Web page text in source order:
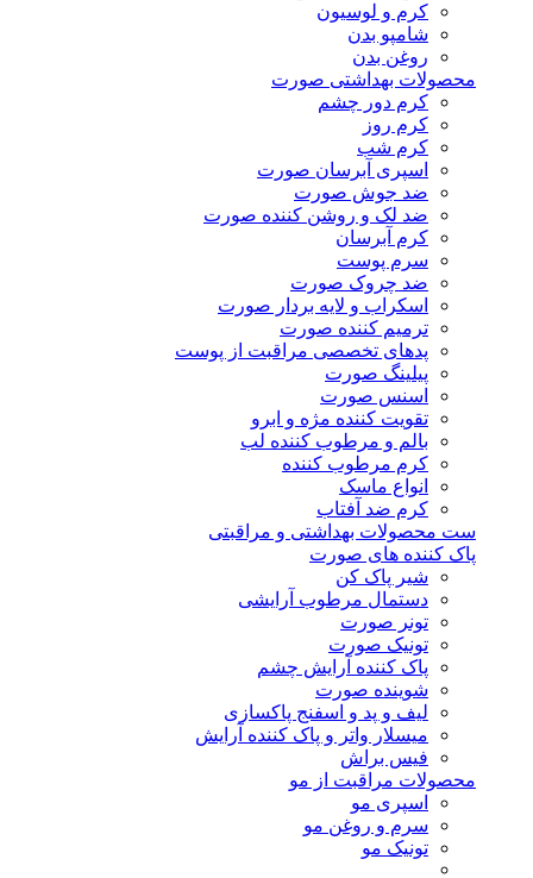
کرم و لوسیون
شامپو بدن
روغن بدن
محصولات بهداشتی صورت
کرم دور چشم
کرم روز
کرم شب
اسپری آبرسان صورت
ضد جوش صورت
ضد لک و روشن کننده صورت
کرم آبرسان
سرم پوست
ضد چروک صورت
اسکراب و لایه بردار صورت
ترمیم کننده صورت
پدهای تخصصی مراقبت از پوست
پیلینگ صورت
اسنس صورت
تقویت کننده مژه و ابرو
بالم و مرطوب کننده لب
کرم مرطوب کننده
انواع ماسک
کرم ضد آفتاب
ست محصولات بهداشتی و مراقبتی
پاک کننده های صورت
شیر پاک کن
دستمال مرطوب آرایشی
تونر صورت
تونیک صورت
پاک کننده آرایش چشم
شوینده صورت
لیف و پد و اسفنج پاکسازی
میسلار واتر و پاک کننده آرایش
فیس براش
محصولات مراقبت از مو
اسپری مو
سرم و روغن مو
تونیک مو